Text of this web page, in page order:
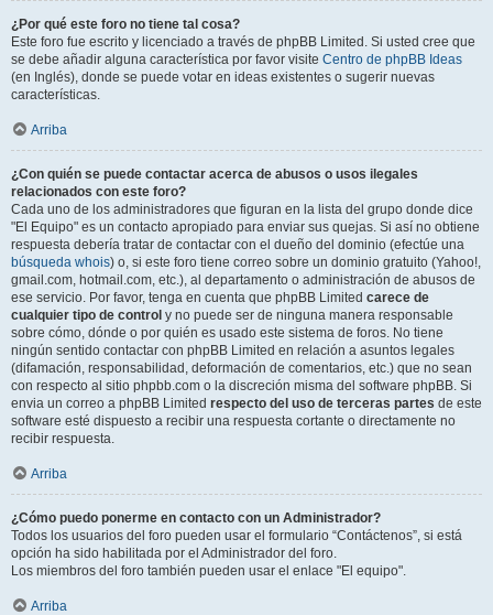
¿Por qué este foro no tiene tal cosa?
Este foro fue escrito y licenciado a través de phpBB Limited. Si usted cree que
se debe añadir alguna característica por favor visite Centro de phpBB Ideas
(en Inglés), donde se puede votar en ideas existentes o sugerir nuevas
características.
Arriba
¿Con quién se puede contactar acerca de abusos o usos ilegales
relacionados con este foro?
Cada uno de los administradores que figuran en la lista del grupo donde dice
"El Equipo" es un contacto apropiado para enviar sus quejas. Si así no obtiene
respuesta debería tratar de contactar con el dueño del dominio (efectúe una
búsqueda whois) o, si este foro tiene correo sobre un dominio gratuito (Yahoo!,
gmail.com, hotmail.com, etc.), al departamento o administración de abusos de
ese servicio. Por favor, tenga en cuenta que phpBB Limited carece de
cualquier tipo de control y no puede ser de ninguna manera responsable
sobre cómo, dónde o por quién es usado este sistema de foros. No tiene
ningún sentido contactar con phpBB Limited en relación a asuntos legales
(difamación, responsabilidad, deformación de comentarios, etc.) que no sean
con respecto al sitio phpbb.com o la discreción misma del software phpBB. Si
envia un correo a phpBB Limited respecto del uso de terceras partes de este
software esté dispuesto a recibir una respuesta cortante o directamente no
recibir respuesta.
Arriba
¿Cómo puedo ponerme en contacto con un Administrador?
Todos los usuarios del foro pueden usar el formulario “Contáctenos”, si está
opción ha sido habilitada por el Administrador del foro.
Los miembros del foro también pueden usar el enlace "El equipo".
Arriba